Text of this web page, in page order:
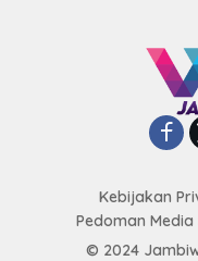
Kebijakan
Pedoman Media
© 2024